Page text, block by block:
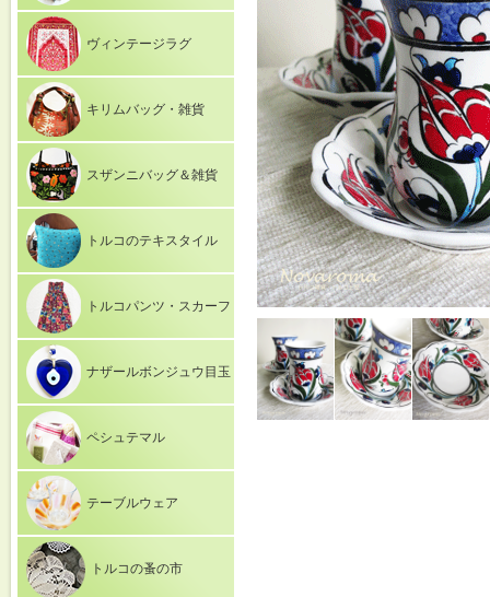
ヴィンテージラグ
キリムバッグ・雑貨
スザンニバッグ＆雑貨
トルコのテキスタイル
トルコパンツ・スカーフ
ナザールボンジュウ目玉
ペシュテマル
テーブルウェア
トルコの蚤の市